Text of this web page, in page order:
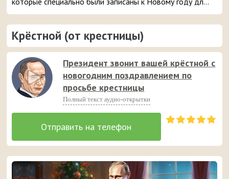
вашей крестной, и отправляйте её прямо с сайта на
мобильный телефон родному вам человеку.
Крёстной (от крестницы)
Президент звонит вашей крёстной с
новогодним поздравлением по
просьбе крестницы
Полный текст аудио-открытки